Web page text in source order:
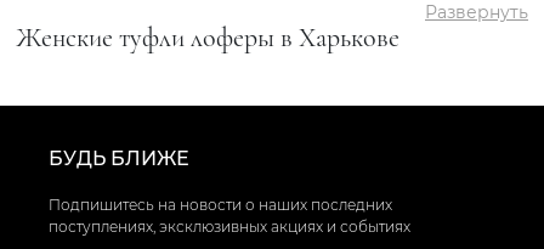
Женские туфли лоферы в Харькове
Развернуть
БУДЬ БЛИЖЕ
Подпишитесь на новости о наших последних
поступлениях, эксклюзивных акциях и событиях